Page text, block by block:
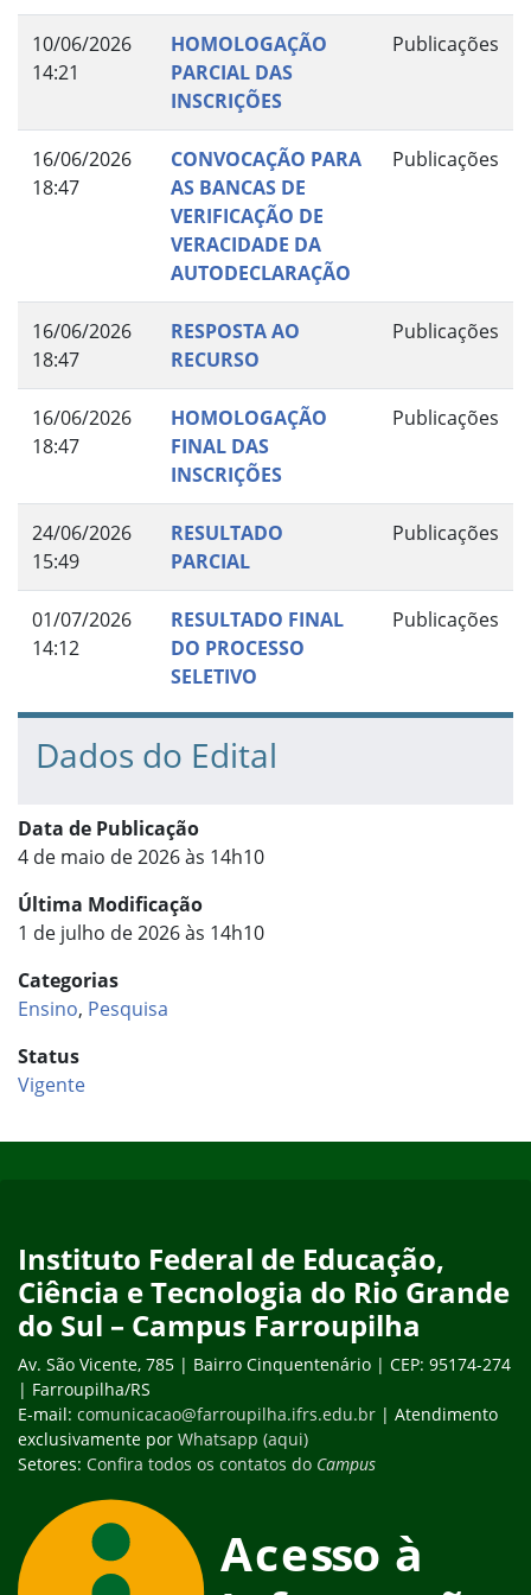
10/06/2026
14:21
HOMOLOGAÇÃO
PARCIAL DAS
INSCRIÇÕES
Publicações
16/06/2026
18:47
CONVOCAÇÃO PARA
AS BANCAS DE
VERIFICAÇÃO DE
VERACIDADE DA
AUTODECLARAÇÃO
Publicações
16/06/2026
18:47
RESPOSTA AO
RECURSO
Publicações
16/06/2026
18:47
HOMOLOGAÇÃO
FINAL DAS
INSCRIÇÕES
Publicações
24/06/2026
15:49
RESULTADO
PARCIAL
Publicações
01/07/2026
14:12
RESULTADO FINAL
DO PROCESSO
SELETIVO
Publicações
Dados do Edital
Data de Publicação
4 de maio de 2026 às 14h10
Última Modificação
1 de julho de 2026 às 14h10
Categorias
Ensino, Pesquisa
Status
Vigente
Instituto Federal de Educação,
Ciência e Tecnologia do Rio Grande
do Sul – Campus Farroupilha
Av. São Vicente, 785 | Bairro Cinquentenário | CEP: 95174-274
| Farroupilha/RS
E-mail: comunicacao@farroupilha.ifrs.edu.br | Atendimento
exclusivamente por Whatsapp (aqui)
Setores: Confira todos os contatos do Campus